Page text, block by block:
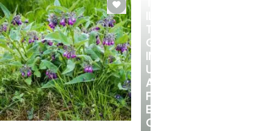
TUO
GIARDINO
IN
UN
ANGOLO
FRESCO
E
OMBREGGIATO